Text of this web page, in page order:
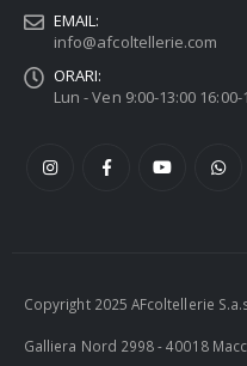
EMAIL:
info@afcoltellerie.com
ORARI:
Lun - Ven 9:00-13:00
Copyright 2025 AFcoltellerie
Galliera Nord 2998 - 40018